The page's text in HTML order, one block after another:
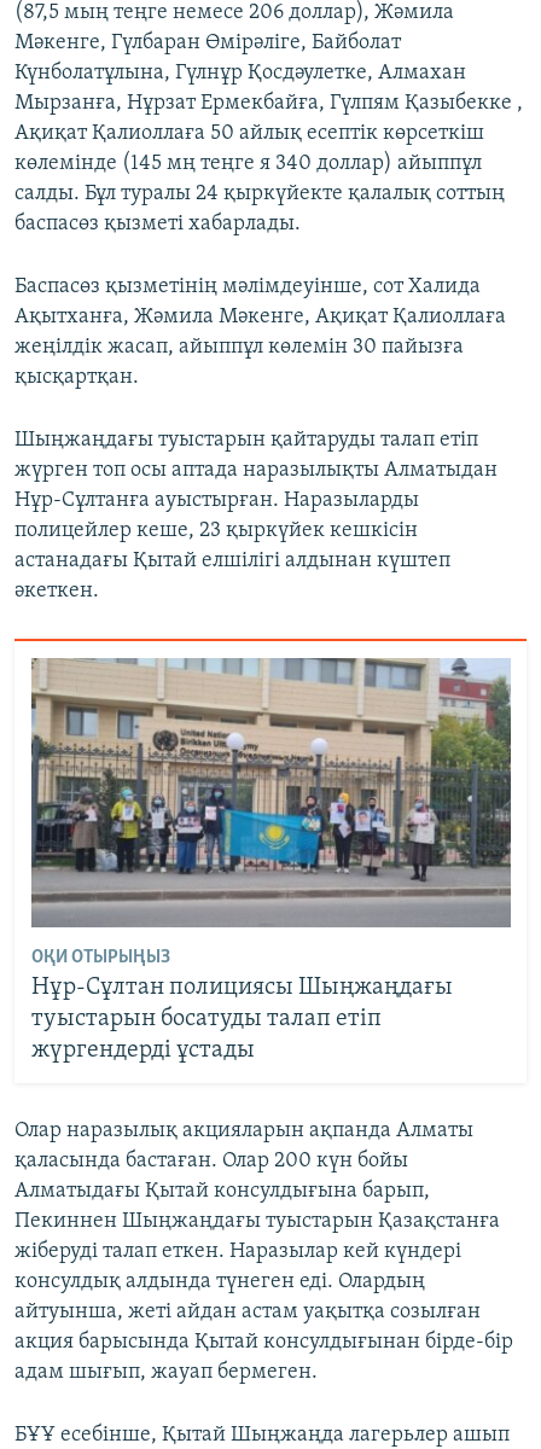
(87,5 мың теңге немесе 206 доллар), Жәмила
Мәкенге, Гүлбаран Өмірәліге, Байболат
Күнболатұлына, Гүлнұр Қосдәулетке, Алмахан
Мырзанға, Нұрзат Ермекбайға, Гүлпям Қазыбекке ,
Ақиқат Қалиоллаға 50 айлық есептік көрсеткіш
көлемінде (145 мң теңге я 340 доллар) айыппұл
салды. Бұл туралы 24 қыркүйекте қалалық соттың
баспасөз қызметі хабарлады.
Баспасөз қызметінің мәлімдеуінше, сот Халида
Ақытханға, Жәмила Мәкенге, Ақиқат Қалиоллаға
жеңілдік жасап, айыппұл көлемін 30 пайызға
қысқартқан.
Шыңжаңдағы туыстарын қайтаруды талап етіп
жүрген топ осы аптада наразылықты Алматыдан
Нұр-Сұлтанға ауыстырған. Наразыларды
полицейлер кеше, 23 қыркүйек кешкісін
астанадағы Қытай елшілігі алдынан күштеп
әкеткен.
ОҚИ ОТЫРЫҢЫЗ
Нұр-Сұлтан полициясы Шыңжаңдағы
туыстарын босатуды талап етіп
жүргендерді ұстады
Олар наразылық акцияларын ақпанда Алматы
қаласында бастаған. Олар 200 күн бойы
Алматыдағы Қытай консулдығына барып,
Пекиннен Шыңжаңдағы туыстарын Қазақстанға
жіберуді талап еткен. Наразылар кей күндері
консулдық алдында түнеген еді. Олардың
айтуынша, жеті айдан астам уақытқа созылған
акция барысында Қытай консулдығынан бірде-бір
адам шығып, жауап бермеген.
БҰҰ есебінше, Қытай Шыңжаңда лагерьлер ашып